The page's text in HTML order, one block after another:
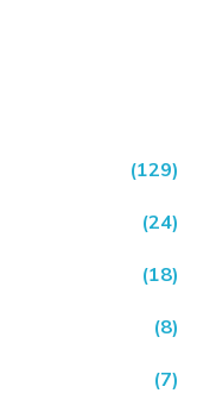
(129)
(24)
(18)
(8)
(7)